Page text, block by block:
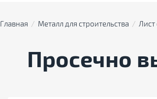
Главная
  /
Металл для строительства
  /
Лист
Просечно